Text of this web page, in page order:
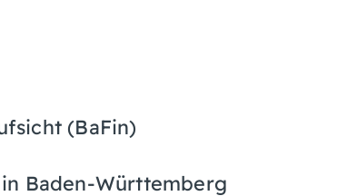
(BaFin)
Baden-Württemberg